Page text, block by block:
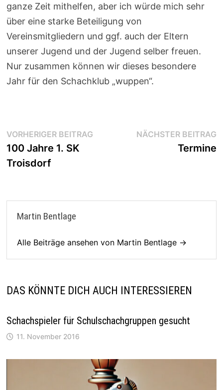
ganze Zeit mithelfen, aber ich würde mich sehr
über eine starke Beteiligung von
Vereinsmitgliedern und ggf. auch der Eltern
unserer Jugend und der Jugend selber freuen.
Nur zusammen können wir dieses besondere
Jahr für den Schachklub „wuppen“.
Beitragsnavigation
VORHERIGER BEITRAGVorheriger
100 Jahre 1. SK
Troisdorf
NÄCHSTER BEITRAG
Termine
Martin Bentlage
Alle Beiträge ansehen von Martin Bentlage →
DAS KÖNNTE DICH AUCH INTERESSIEREN
Schachspieler für Schulschachgruppen gesucht
11. November 2016